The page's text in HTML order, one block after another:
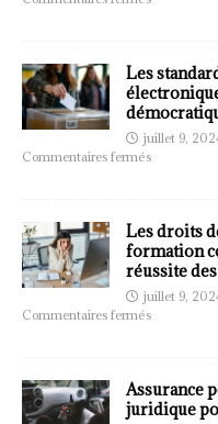
Les
juillet 9,
Commentaires fermés
Les droits
formation
réussite
juillet 9,
Commentaires fermés
Assurance
juridique